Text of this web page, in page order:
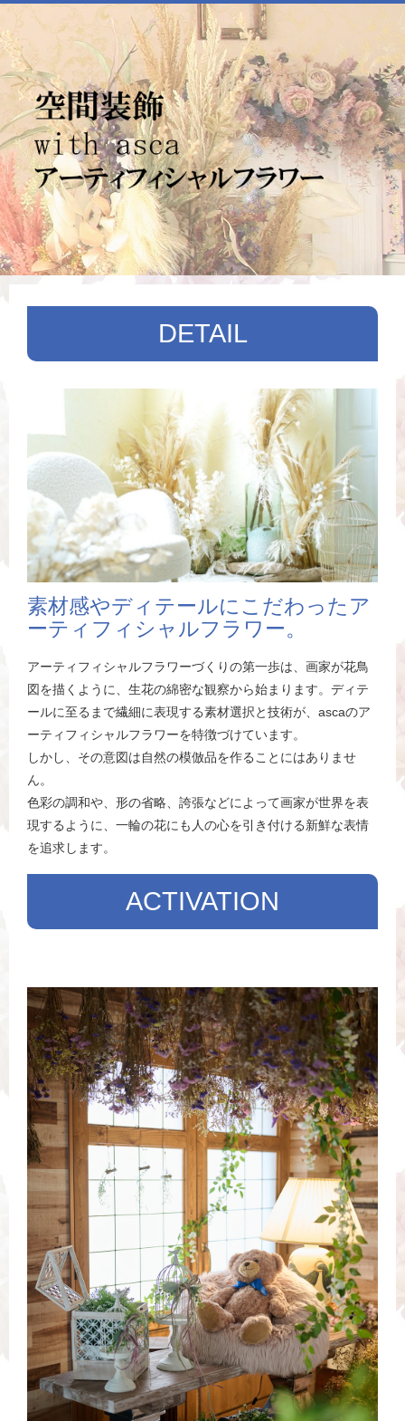
DETAIL
素材感やディテールにこだわったア
ーティフィシャルフラワー。
アーティフィシャルフラワーづくりの第一歩は、画家が花鳥
図を描くように、生花の綿密な観察から始まります。ディテ
ールに至るまで繊細に表現する素材選択と技術が、ascaのア
ーティフィシャルフラワーを特徴づけています。
しかし、その意図は自然の模倣品を作ることにはありませ
ん。
色彩の調和や、形の省略、誇張などによって画家が世界を表
現するように、一輪の花にも人の心を引き付ける新鮮な表情
を追求します。
ACTIVATION